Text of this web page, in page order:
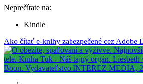
Neprečítate na:
Kindle
Ako čítať e-knihy zabezpečené cez Adobe